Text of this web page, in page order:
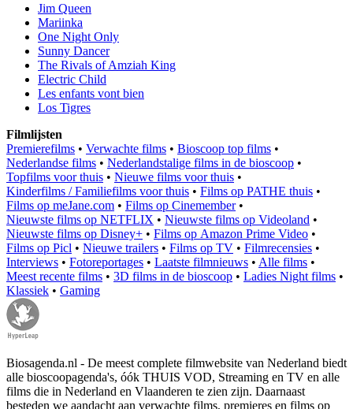
Jim Queen
Mariinka
One Night Only
Sunny Dancer
The Rivals of Amziah King
Electric Child
Les enfants vont bien
Los Tigres
Filmlijsten
Premierefilms • Verwachte films • Bioscoop top films •
Nederlandse films • Nederlandstalige films in de bioscoop •
Topfilms voor thuis • Nieuwe films voor thuis •
Kinderfilms / Familiefilms voor thuis • Films op PATHE thuis •
Films op meJane.com • Films op Cinemember•
Nieuwste films op NETFLIX • Nieuwste films op Videoland •
Nieuwste films op Disney+ • Films op Amazon Prime Video •
Films op Picl • Nieuwe trailers • Films op TV • Filmrecensies •
Interviews • Fotoreportages • Laatste filmnieuws • Alle films •
Meest recente films • 3D films in de bioscoop • Ladies Night films •
Klassiek • Gaming
Biosagenda.nl - De meest complete filmwebsite van Nederland biedt
alle bioscoopagenda's, óók THUIS VOD, Streaming en TV en alle
films die in Nederland en Vlaanderen te zien zijn. Daarnaast
besteden we aandacht aan verwachte films, premieres en films op